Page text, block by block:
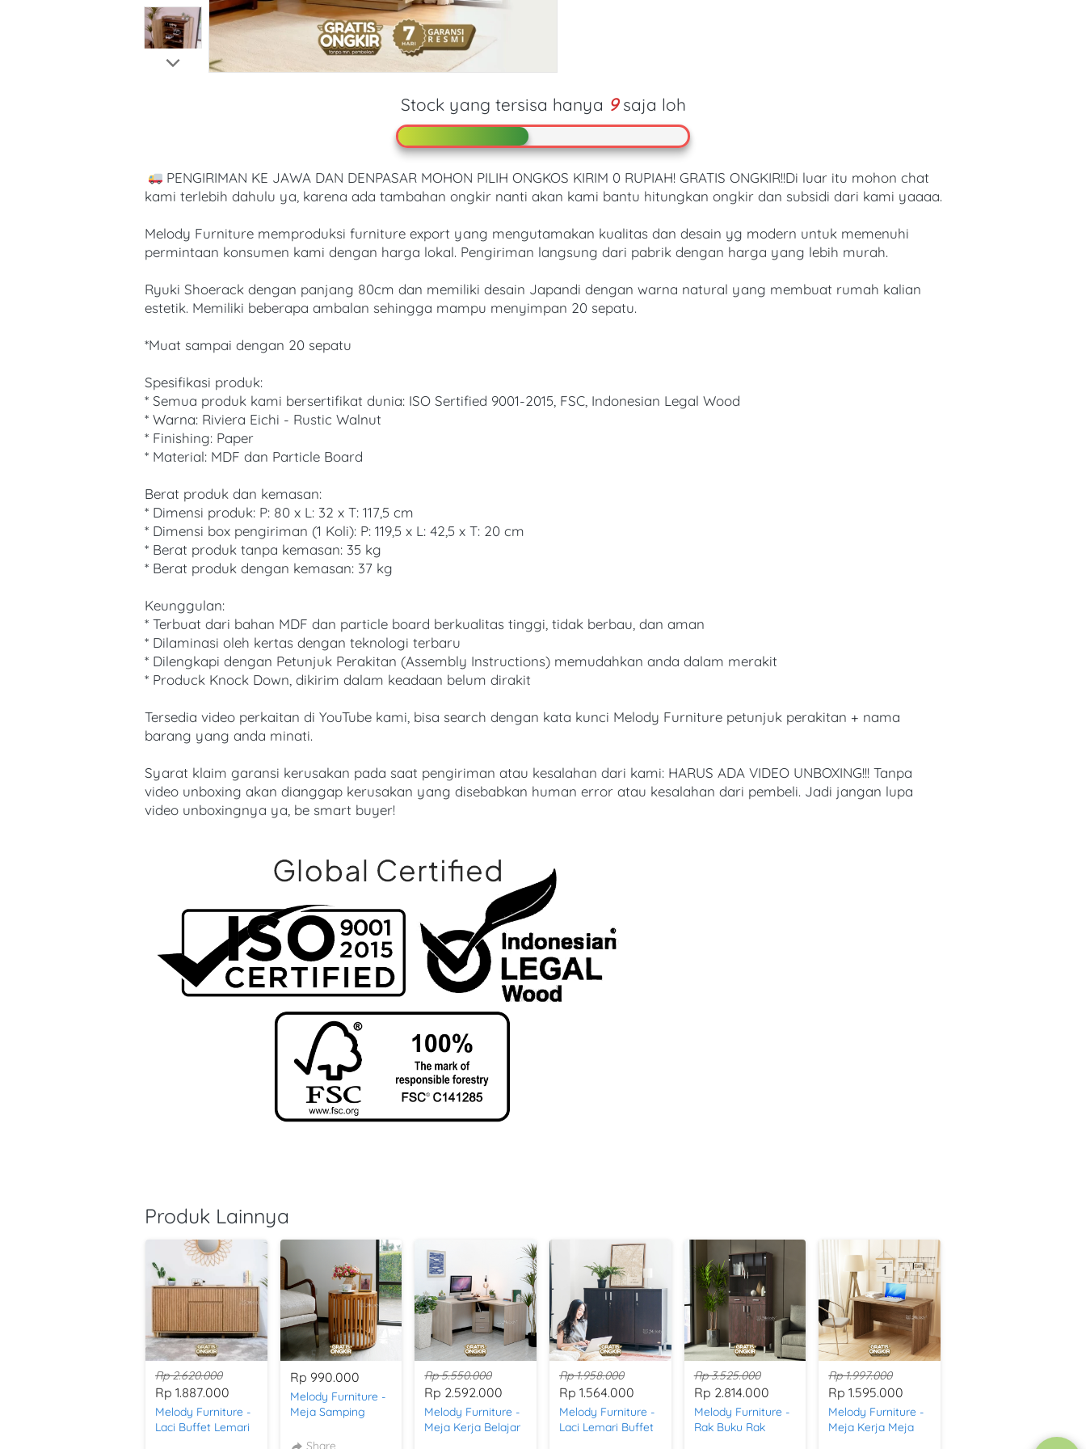
Stock yang tersisa hanya 9 saja loh
PENGIRIMAN KE JAWA DAN DENPASAR MOHON PILIH ONGKOS KIRIM 0 RUPIAH! GRATIS ONGKIR!!Di luar itu mohon chat
kami terlebih dahulu ya, karena ada tambahan ongkir nanti akan kami bantu hitungkan ongkir dan subsidi dari kami yaaaa.
Melody Furniture memproduksi furniture export yang mengutamakan kualitas dan desain yg modern untuk memenuhi
permintaan konsumen kami dengan harga lokal. Pengiriman langsung dari pabrik dengan harga yang lebih murah.
Ryuki Shoerack dengan panjang 80cm dan memiliki desain Japandi dengan warna natural yang membuat rumah kalian
estetik. Memiliki beberapa ambalan sehingga mampu menyimpan 20 sepatu.
*Muat sampai dengan 20 sepatu
Spesifikasi produk:
* Semua produk kami bersertifikat dunia: ISO Sertified 9001-2015, FSC, Indonesian Legal Wood
* Warna: Riviera Eichi - Rustic Walnut
* Finishing: Paper
* Material: MDF dan Particle Board
Berat produk dan kemasan:
* Dimensi produk: P: 80 x L: 32 x T: 117,5 cm
* Dimensi box pengiriman (1 Koli): P: 119,5 x L: 42,5 x T: 20 cm
* Berat produk tanpa kemasan: 35 kg
* Berat produk dengan kemasan: 37 kg
Keunggulan:
* Terbuat dari bahan MDF dan particle board berkualitas tinggi, tidak berbau, dan aman
* Dilaminasi oleh kertas dengan teknologi terbaru
* Dilengkapi dengan Petunjuk Perakitan (Assembly Instructions) memudahkan anda dalam merakit
* Produck Knock Down, dikirim dalam keadaan belum dirakit
Tersedia video perkaitan di YouTube kami, bisa search dengan kata kunci Melody Furniture petunjuk perakitan + nama
barang yang anda minati.
Syarat klaim garansi kerusakan pada saat pengiriman atau kesalahan dari kami: HARUS ADA VIDEO UNBOXING!!! Tanpa
video unboxing akan dianggap kerusakan yang disebabkan human error atau kesalahan dari pembeli. Jadi jangan lupa
video unboxingnya ya, be smart buyer!
Produk Lainnya
Rp 2.620.000
Rp 1.887.000
Melody Furniture -
Laci Buffet Lemari
Rp 990.000
Melody Furniture -
Meja Samping
Table Jati Wood
Share
Rp 5.550.000
Rp 2.592.000
Melody Furniture -
Meja Kerja Belajar
Rp 1.958.000
Rp 1.564.000
Melody Furniture -
Laci Lemari Buffet
Rp 3.525.000
Rp 2.814.000
Melody Furniture -
Rak Buku Rak
Rp 1.997.000
Rp 1.595.000
Melody Furniture -
Meja Kerja Meja